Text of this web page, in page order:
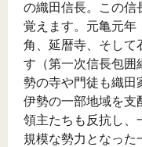
の織田信長。この信
覚えます。元亀元年
角、延暦寺、そして
す（第一次信長包囲
勢の寺や門徒も織田
伊勢の一部地域を支
領主たちも反抗し、
規模な勢力となった